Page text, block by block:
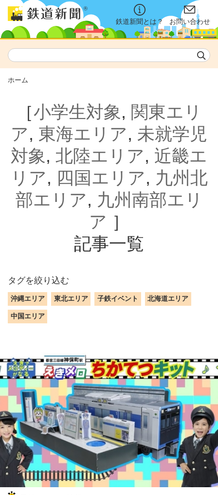
鉄道新聞とは？ お問い合わせ
ホーム
［小学生対象, 関東エリ
ア, 東海エリア, 未就学児
対象, 北陸エリア, 近畿エ
リア, 四国エリア, 九州北
部エリア, 九州南部エリ
ア ］
記事一覧
タグを絞り込む
沖縄エリア 東北エリア 子鉄イベント 北海道エリア
中国エリア